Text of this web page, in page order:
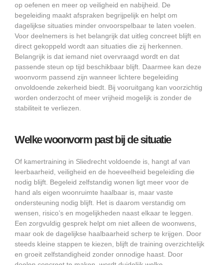
op oefenen en meer op veiligheid en nabijheid. De
begeleiding maakt afspraken begrijpelijk en helpt om
dagelijkse situaties minder onvoorspelbaar te laten voelen.
Voor deelnemers is het belangrijk dat uitleg concreet blijft en
direct gekoppeld wordt aan situaties die zij herkennen.
Belangrijk is dat iemand niet overvraagd wordt en dat
passende steun op tijd beschikbaar blijft. Daarmee kan deze
woonvorm passend zijn wanneer lichtere begeleiding
onvoldoende zekerheid biedt. Bij vooruitgang kan voorzichtig
worden onderzocht of meer vrijheid mogelijk is zonder de
stabiliteit te verliezen.
Welke woonvorm past bij de situatie
Of kamertraining in Sliedrecht voldoende is, hangt af van
leerbaarheid, veiligheid en de hoeveelheid begeleiding die
nodig blijft. Begeleid zelfstandig wonen ligt meer voor de
hand als eigen woonruimte haalbaar is, maar vaste
ondersteuning nodig blijft. Het is daarom verstandig om
wensen, risico’s en mogelijkheden naast elkaar te leggen.
Een zorgvuldig gesprek helpt om niet alleen de woonwens,
maar ook de dagelijkse haalbaarheid scherp te krijgen. Door
steeds kleine stappen te kiezen, blijft de training overzichtelijk
en groeit zelfstandigheid zonder onnodige haast. Door